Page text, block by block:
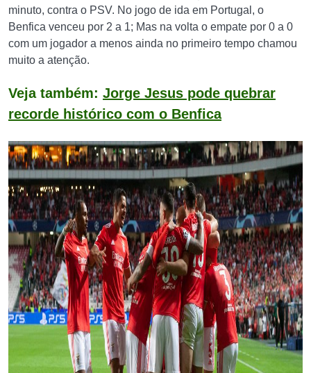
minuto, contra o PSV. No jogo de ida em Portugal, o
Benfica venceu por 2 a 1; Mas na volta o empate por 0 a 0
com um jogador a menos ainda no primeiro tempo chamou
muito a atenção.
Veja também: Jorge Jesus pode quebrar
recorde histórico com o Benfica